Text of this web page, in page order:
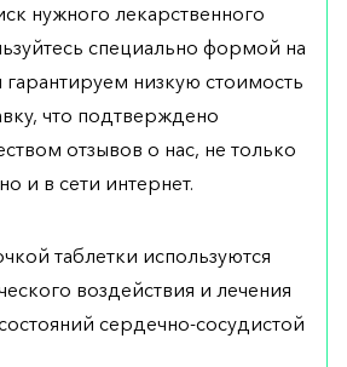
нужного лекарственного
специально формой на
низкую стоимость
что подтверждено
отзывов о нас, не только
и в сети интернет.
таблетки используются
воздействия и лечения
сердечно-сосудистой